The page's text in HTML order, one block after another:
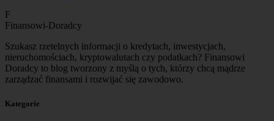
F
Finansowi-Doradcy
Szukasz rzetelnych informacji o kredytach, inwestycjach,
nieruchomościach, kryptowalutach czy podatkach? Finansowi
Doradcy to blog tworzony z myślą o tych, którzy chcą mądrze
zarządzać finansami i rozwijać się zawodowo.
Kategorie